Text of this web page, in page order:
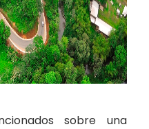
sobre una